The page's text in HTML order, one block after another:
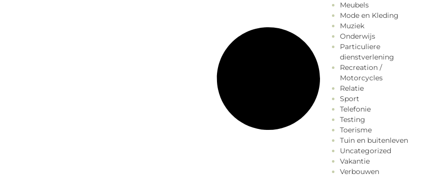
Meubels
Mode en Kleding
Muziek
Onderwijs
Particuliere
dienstverlening
Recreation /
Motorcycles
Relatie
Sport
Telefonie
Testing
Toerisme
Tuin en buitenleven
Uncategorized
Vakantie
Verbouwen